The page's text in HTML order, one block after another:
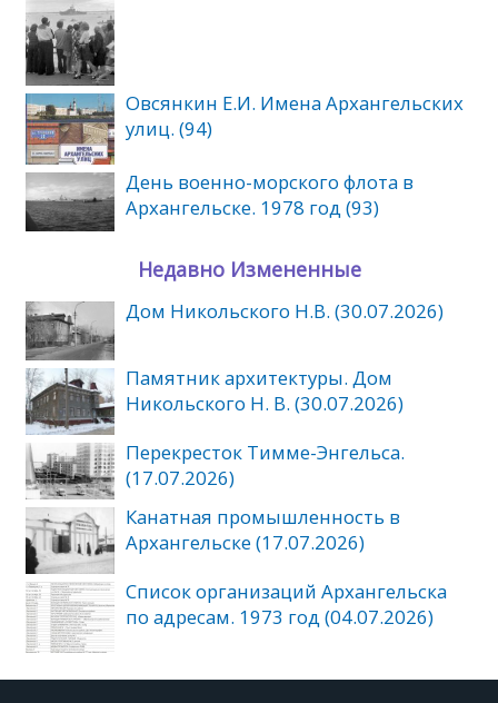
Овсянкин Е.И. Имена Архангельских
улиц. (94)
День военно-морского флота в
Архангельске. 1978 год (93)
Недавно Измененные
Дом Никольского Н.В. (30.07.2026)
Памятник архитектуры. Дом
Никольского Н. В. (30.07.2026)
Перекресток Тимме-Энгельса.
(17.07.2026)
Канатная промышленность в
Архангельске (17.07.2026)
Список организаций Архангельска
по адресам. 1973 год (04.07.2026)